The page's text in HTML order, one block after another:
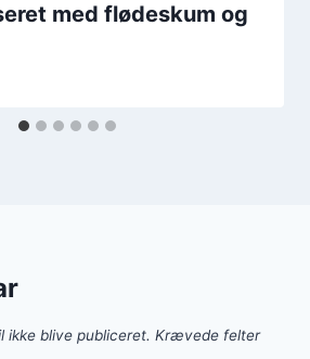
med flødeskum og
ikke blive publiceret. Krævede felter